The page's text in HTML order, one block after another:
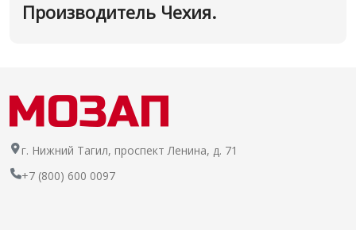
Производитель Чехия.
г. Нижний Тагил, проспект Ленина, д. 71
+7 (800) 600 0097